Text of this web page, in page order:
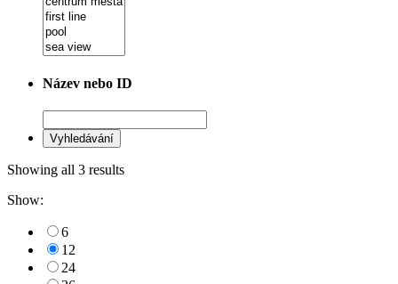
Název nebo ID
Showing all 3 results
Show:
6
12
24